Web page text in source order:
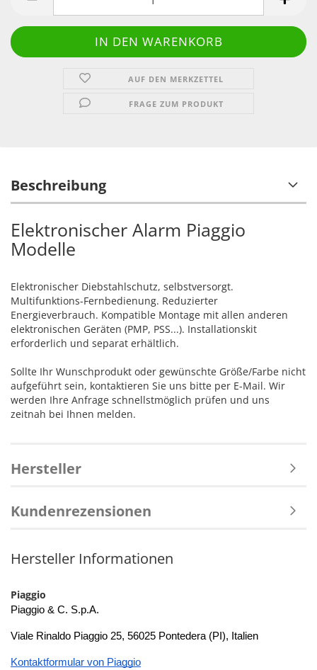
AUF DEN MERKZETTEL
FRAGE ZUM PRODUKT
Beschreibung
Elektronischer Alarm Piaggio
Modelle
Elektronischer Diebstahlschutz, selbstversorgt.
Multifunktions-Fernbedienung. Reduzierter
Energieverbrauch. Kompatible Montage mit allen anderen
elektronischen Geräten (PMP, PSS...). Installationskit
erforderlich und separat erhältlich.
Sollte Ihr Wunschprodukt oder gewünschte Größe/Farbe nicht
aufgeführt sein, kontaktieren Sie uns bitte per E-Mail. Wir
werden Ihre Anfrage schnellstmöglich prüfen und uns
zeitnah bei Ihnen melden.
Hersteller
Kundenrezensionen
Hersteller Informationen
Piaggio
Piaggio & C. S.p.A.
Viale Rinaldo Piaggio 25, 56025 Pontedera (PI), Italien
Kontaktformular von Piaggio